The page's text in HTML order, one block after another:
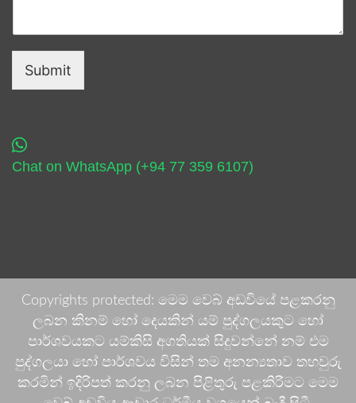
Submit
Chat on WhatsApp (+94 77 359 6107)
Copyrights protected: මෙම වෙබ් අඩවියේ පළකරනු
ලබන කිනම් හෝ දෙයකින් යම් පුද්ගලයකුට හෝ
පාර්ශවයකට යම්කිසි අගතියක් සිදුවන්නේ නම් එම
පුද්ගලයා හෝ පාර්ශවය විසින් තම අනන්‍යතාව තහවුරු
කරමින් ඉදිරිපත් කරනු ලබන පිළිතුරු පළකිරීමට මෙම